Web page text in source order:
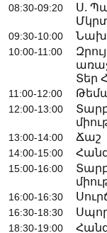
08:30-09:20
Ս.
09:30-10:00
10:00-11:00
Տեր
11:00-12:00
12:00-13:00
13:00-14:00 Ճաշ
14:00-15:00
15:00-16:00
16:00-16:30
16:30-18:30
18:30-19:00